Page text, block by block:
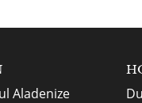
Aladenize
4